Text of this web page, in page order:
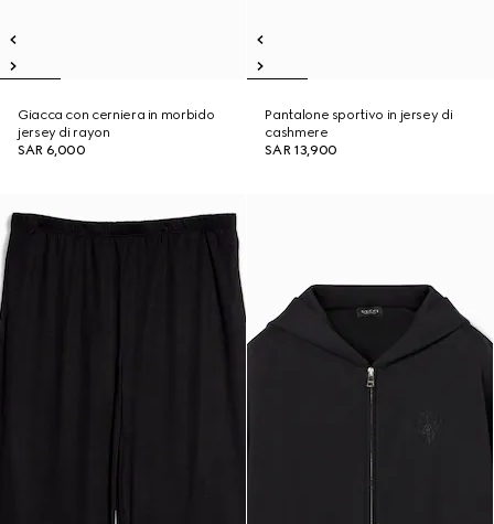
Giacca con cerniera in morbido
jersey di rayon
SAR 6,000
Pantalone sportivo in jersey di
cashmere
SAR 13,900